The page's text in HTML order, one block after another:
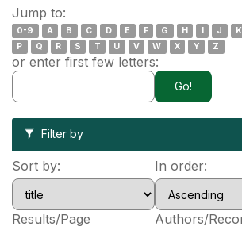
Jump to:
0-9 A B C D E F G H I J K
P
Q R S T U V W X Y Z
or enter first few letters:
Filter by
Sort by: In order:
Results/Page Authors/